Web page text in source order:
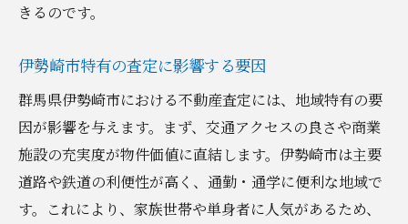
きるのです。
伊勢崎市特有の査定に影響する要因
群馬県伊勢崎市における不動産査定には、地域特有の要
因が影響を与えます。まず、交通アクセスの良さや商業
施設の充実度が物件価値に直結します。伊勢崎市は主要
道路や鉄道の利便性が高く、通勤・通学に便利な地域で
す。これにより、家族世帯や単身者に人気があるため、